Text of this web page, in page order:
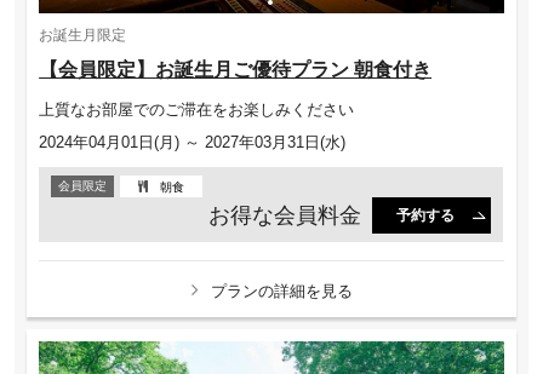
お誕生月限定
【会員限定】お誕生月ご優待プラン 朝食付き
上質なお部屋でのご滞在をお楽しみください
2024年04月01日(月) ～ 2027年03月31日(水)
会員限定 朝食
お得な会員料金 予約する
プランの詳細を見る